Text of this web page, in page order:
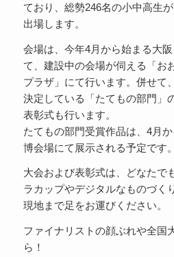
ており、総勢246名の小中高生
出場します。
会場は、今年4月から始まる大
て、建設中の会場が伺える「お
プラザ」にて行います。併せて
決定している「たてもの部門」
表彰式も行います。
たてもの部門受賞作品は、4月
博会場にて展示される予定です
大会および表彰式は、どなたで
ラカップやデジタルなものづく
現地まで足をお運びください。
ファイナリストの顔ぶれや全国
ら！